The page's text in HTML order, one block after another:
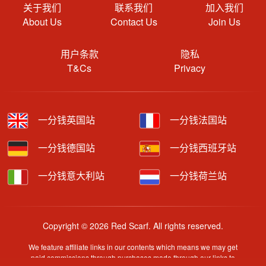
关于我们
About Us
联系我们
Contact Us
加入我们
Join Us
用户条款
T&Cs
隐私
Privacy
一分钱英国站 一分钱法国站
一分钱德国站 一分钱西班牙站
一分钱意大利站 一分钱荷兰站
Copyright © 2026 Red Scarf. All rights reserved.
We feature affiliate links in our contents which means we may get
paid commissions through purchases made through our links to